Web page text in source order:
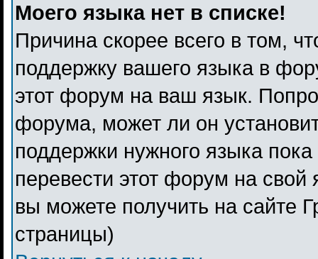
Моего языка нет в списке!
Причина скорее всего в том,
поддержку вашего языка в
этот форум на ваш язык.
форума, может ли он
поддержки нужного языка
перевести этот форум на
вы можете получить на сайте
страницы)